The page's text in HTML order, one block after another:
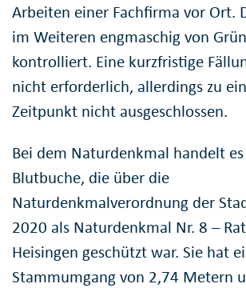
Arbeiten einer Fachfirma vor Ort.
im Weiteren engmaschig von
kontrolliert. Eine kurzfristige
nicht erforderlich, allerdings zu
Zeitpunkt nicht ausgeschlossen.
Bei dem Naturdenkmal handelt
Blutbuche, die über die
Naturdenkmalverordnung der
2020 als Naturdenkmal Nr. 8 –
Heisingen geschützt war. Sie hat
Stammumgang von 2,74 Metern